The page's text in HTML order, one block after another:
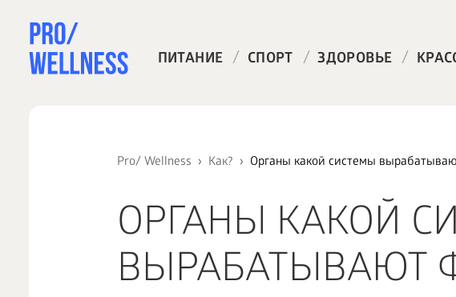
ПИТАНИЕ / СПОРТ / ЗДОРОВЬЕ /
Pro/ Wellness Как? Органы какой системы
ОРГАНЫ КАКОЙ
ВЫРАБАТЫВАЮТ